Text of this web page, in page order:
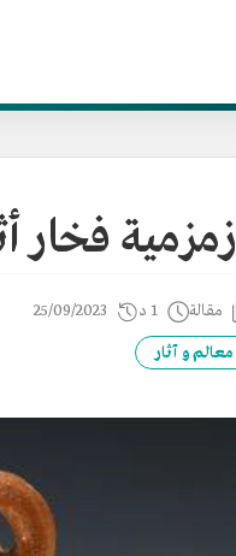
زمزمية فخار
مقالة 1 د 25/09/2023
معالم و آثار